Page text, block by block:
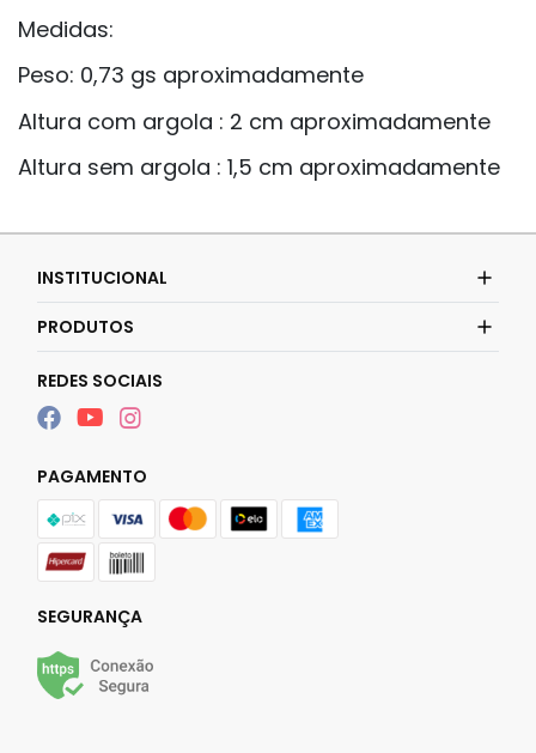
Medidas:
Peso: 0,73 gs aproximadamente
Altura com argola : 2 cm aproximadamente
Altura sem argola : 1,5 cm aproximadamente
INSTITUCIONAL
PRODUTOS
REDES SOCIAIS
PAGAMENTO
SEGURANÇA